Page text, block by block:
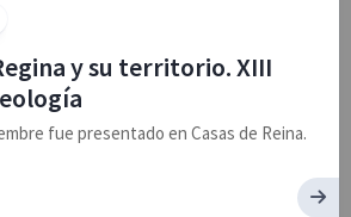
y su territorio. XIII
fue presentado en Casas de Reina.